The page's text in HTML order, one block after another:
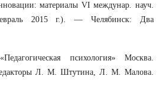
материалы VI междунар. науч.
2015 г.). — Челябинск: Два
психология» Москва.
Л. М. Штутина, Л. М. Малова.